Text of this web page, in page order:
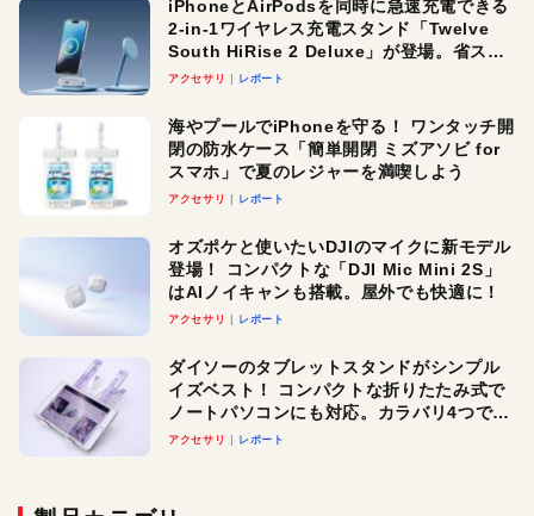
iPhoneとAirPodsを同時に急速充電できる
2-in-1ワイヤレス充電スタンド「Twelve
South HiRise 2 Deluxe」が登場。省スペ
ースでおしゃれに充電したい人にオスス
アクセサリ レポート
海やプールでiPhoneを守る！ ワンタッチ開
閉の防水ケース「簡単開閉 ミズアソビ for
スマホ」で夏のレジャーを満喫しよう
アクセサリ レポート
オズポケと使いたいDJIのマイクに新モデル
登場！ コンパクトな「DJI Mic Mini 2S」
はAIノイキャンも搭載。屋外でも快適に！
アクセサリ レポート
ダイソーのタブレットスタンドがシンプル
イズベスト！ コンパクトな折りたたみ式で
ノートパソコンにも対応。カラバリ4つで選
べる楽しさも
アクセサリ レポート